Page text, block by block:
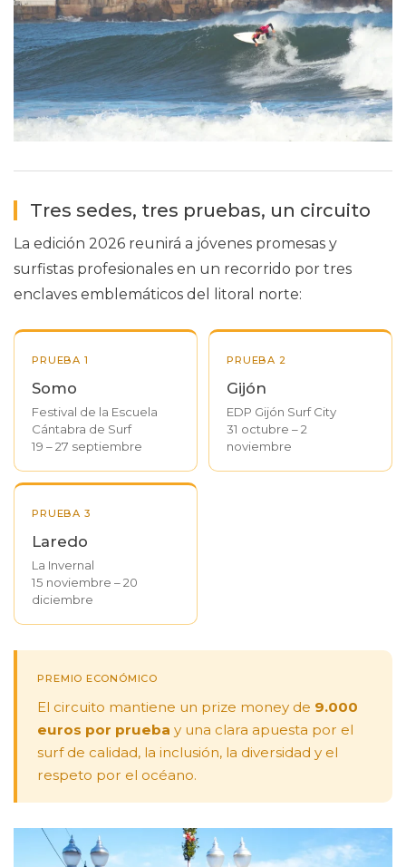
Tres sedes, tres pruebas, un circuito
La edición 2026 reunirá a jóvenes promesas y
surfistas profesionales en un recorrido por tres
enclaves emblemáticos del litoral norte:
PRUEBA 1
Somo
Festival de la Escuela
Cántabra de Surf
19 – 27 septiembre
PRUEBA 2
Gijón
EDP Gijón Surf City
31 octubre – 2
noviembre
PRUEBA 3
Laredo
La Invernal
15 noviembre – 20
diciembre
PREMIO ECONÓMICO
El circuito mantiene un prize money de 9.000
euros por prueba y una clara apuesta por el
surf de calidad, la inclusión, la diversidad y el
respeto por el océano.